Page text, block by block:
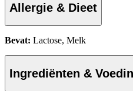
Allergie & Dieet
Bevat: Lactose, Melk
Ingrediënten &